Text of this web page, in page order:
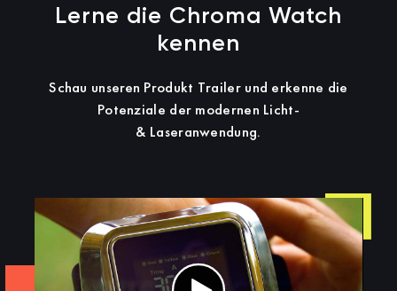
Lerne die Chroma Watch
kennen
Schau unseren Produkt Trailer und erkenne die
Potenziale der modernen Licht-
& Laseranwendung.